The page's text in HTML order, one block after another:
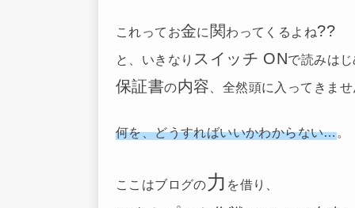
これってお金に 関わってくるよね??
と、いきなり スイッチ ONで読みはじ
保証書の内容 、全然頭に入ってきま
何を、どうすればいいかわからない…。
ここはブログの力 を借り、